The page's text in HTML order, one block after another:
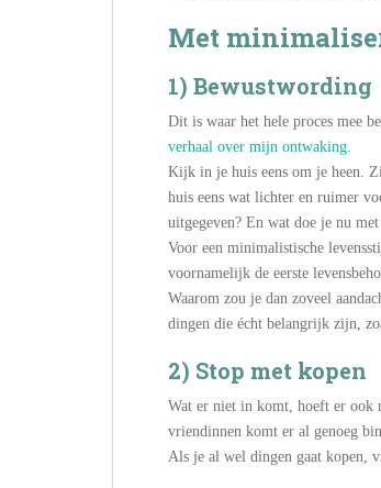
Met
1) Bewustwording
Dit is waar het hele proces mee
verhaal over mijn ontwaking.
Kijk in je huis eens om je heen.
huis eens wat lichter en ruimer
uitgegeven? En wat doe je nu
Voor een minimalistische
voornamelijk de eerste
Waarom zou je dan zoveel
dingen die écht belangrijk zijn,
2) Stop met kopen
Wat er niet in komt, hoeft er ook
vriendinnen komt er al genoeg
Als je al wel dingen gaat kopen,